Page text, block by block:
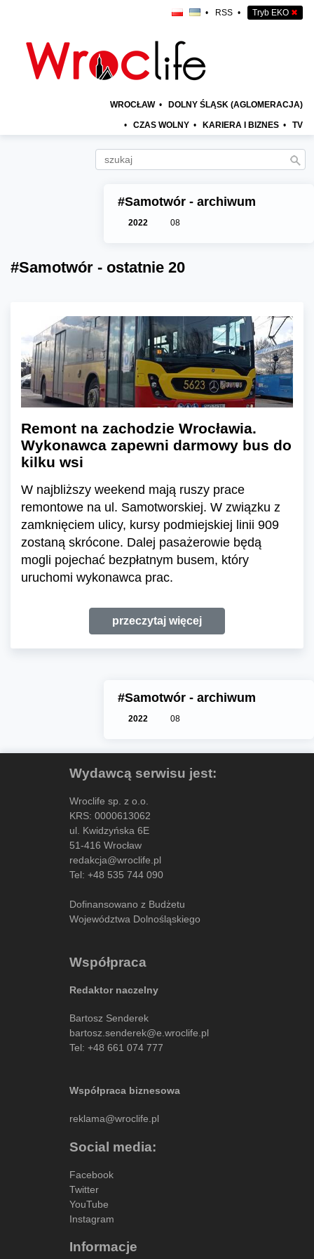
• RSS • Tryb EKO ✖
WROCŁAW • DOLNY ŚLĄSK (AGLOMERACJA)
• CZAS WOLNY • KARIERA I BIZNES • TV
#Samotwór - archiwum
2022 08
#Samotwór - ostatnie 20
Remont na zachodzie Wrocławia.
Wykonawca zapewni darmowy bus do
kilku wsi
W najbliższy weekend mają ruszy prace
remontowe na ul. Samotworskiej. W związku z
zamknięciem ulicy, kursy podmiejskiej linii 909
zostaną skrócone. Dalej pasażerowie będą
mogli pojechać bezpłatnym busem, który
uruchomi wykonawca prac.
przeczytaj więcej
#Samotwór - archiwum
2022 08
Wydawcą serwisu jest:
Wroclife sp. z o.o.
KRS: 0000613062
ul. Kwidzyńska 6E
51-416 Wrocław
redakcja@wroclife.pl
Tel: +48 535 744 090
Dofinansowano z Budżetu
Województwa Dolnośląskiego
Współpraca
Redaktor naczelny
Bartosz Senderek
bartosz.senderek@e.wroclife.pl
Tel: +48 661 074 777
Współpraca biznesowa
reklama@wroclife.pl
Social media:
Facebook
Twitter
YouTube
Instagram
Informacje